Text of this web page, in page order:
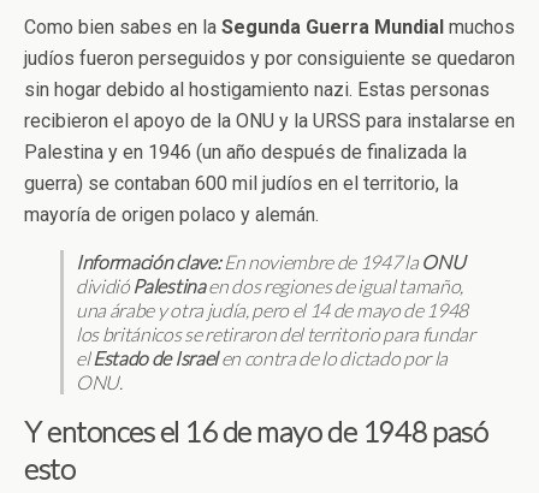
Como bien sabes en la Segunda Guerra Mundial muchos
judíos fueron perseguidos y por consiguiente se quedaron
sin hogar debido al hostigamiento nazi. Estas personas
recibieron el apoyo de la ONU y la URSS para instalarse en
Palestina y en 1946 (un año después de finalizada la
guerra) se contaban 600 mil judíos en el territorio, la
mayoría de origen polaco y alemán.
Información clave:En noviembre de 1947 la ONU
dividió Palestinaen dos regiones de igual tamaño,
una árabe y otra judía, pero el 14 de mayo de 1948
los británicos se retiraron del territorio para fundar
elEstado de Israelen contra de lo dictado por la
ONU.
Y entonces el 16 de mayo de 1948 pasó
esto